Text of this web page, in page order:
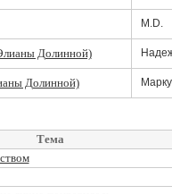
M.D.
Долинной)
Долинной)
Тема